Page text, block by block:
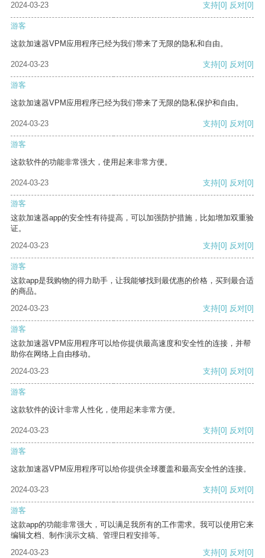
2024-03-23 支持[0] 反对[0]
游客
这款加速器VPM应用程序已经为我们带来了无限的隐私和自由。
2024-03-23 支持[0] 反对[0]
游客
这款加速器VPM应用程序已经为我们带来了无限的隐私保护和自由。
2024-03-23 支持[0] 反对[0]
游客
这款软件的功能非常强大，使用起来非常方便。
2024-03-23 支持[0] 反对[0]
游客
这款加速器app的安全性有待提高，可以加强防护措施，比如增加双重验
证。
2024-03-23
支持[0] 反对[0]
游客
这款app是我购物的得力助手，让我能够找到最优惠的价格，买到最合适
的商品。
2024-03-23
支持[0] 反对[0]
游客
这款加速器VPM应用程序可以给你提供最高速度和安全性的连接，并帮
助你在网络上自由移动。
2024-03-23
支持[0] 反对[0]
游客
这款软件的设计非常人性化，使用起来非常方便。
2024-03-23 支持[0] 反对[0]
游客
这款加速器VPM应用程序可以给你提供全球覆盖和最高安全性的连接。
2024-03-23 支持[0] 反对[0]
游客
这款app的功能非常强大，可以满足我所有的工作需求。我可以使用它来
编辑文档、制作演示文稿、管理日程安排等。
2024-03-23
支持[0] 反对[0]